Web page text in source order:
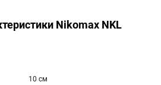
Nikomax NKL
10 см